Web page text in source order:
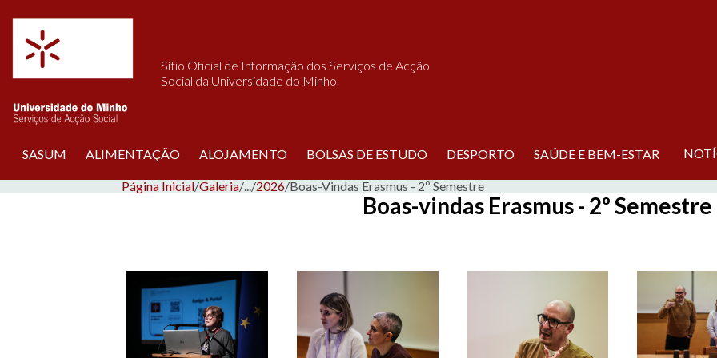
Sítio Oficial de Informação dos Serviços de Acção
Social da Universidade do Minho
SASUM ALIMENTAÇÃO ALOJAMENTO BOLSAS DE ESTUDO DESPORTO SAÚDE E BEM-ESTAR
Página Inicial/Galeria/.../2026/Boas-Vindas Erasmus - 2º Semestre
Boas-vindas Erasmus - 2º Semestre